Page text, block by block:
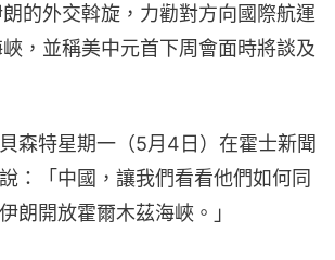
的外交斡旋，力勸對方向國際航運
，並稱美中元首下周會面時將談及
森特星期一（5月4日）在霍士新聞
：「中國，讓我們看看他們如何同
朗開放霍爾木茲海峽。」